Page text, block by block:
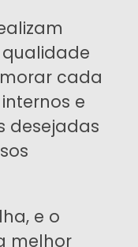
cada
e
desejadas
e o
melhor